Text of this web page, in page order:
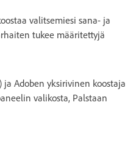
valitsemiesi sana- ja
tukee määritettyjä
ja Adoben yksirivinen koostaja
valikosta, Palstaan